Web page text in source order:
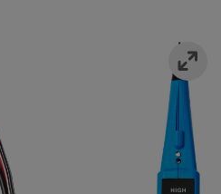
som medför reducerat
de integrerade RJ 11, RJ 45 eller